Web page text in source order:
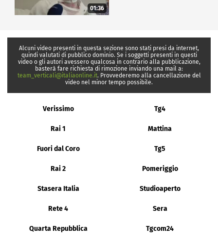
01:36
Alcuni video presenti in questa sezione sono stati presi da internet,
quindi valutati di pubblico dominio. Se i soggetti presenti in questi
video o gli autori avessero qualcosa in contrario alla pubblicazione,
basterà fare richiesta di rimozione inviando una mail a:
team_verticali@italiaonline.it. Provvederemo alla cancellazione del
video nel minor tempo possibile.
Verissimo Tg4
Rai 1 Mattina
Fuori dal Coro Tg5
Rai 2 Pomeriggio
Stasera Italia Studioaperto
Rete 4 Sera
Quarta Repubblica Tgcom24